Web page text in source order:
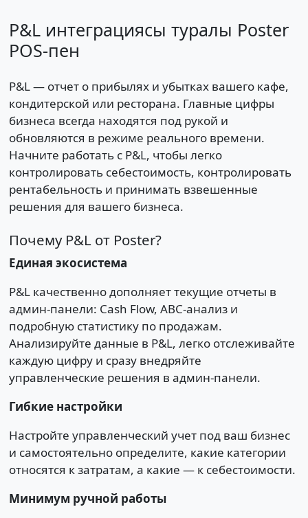
P&L интеграциясы туралы Poster
POS-пен
P&L — отчет о прибылях и убытках вашего кафе,
кондитерской или ресторана. Главные цифры
бизнеса всегда находятся под рукой и
обновляются в режиме реального времени.
Начните работать с P&L, чтобы легко
контролировать себестоимость, контролировать
рентабельность и принимать взвешенные
решения для вашего бизнеса.
Почему P&L от Poster?
Единая экосистема
P&L качественно дополняет текущие отчеты в
админ-панели: Cash Flow, ABC-анализ и
подробную статистику по продажам.
Анализируйте данные в P&L, легко отслеживайте
каждую цифру и сразу внедряйте
управленческие решения в админ-панели.
Гибкие настройки
Настройте управленческий учет под ваш бизнес
и самостоятельно определите, какие категории
относятся к затратам, а какие — к себестоимости.
Минимум ручной работы